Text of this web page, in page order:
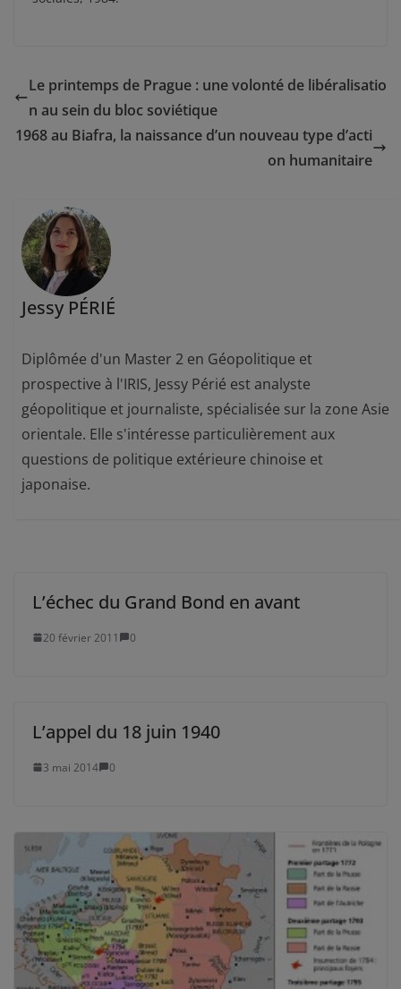
Le printemps de Prague : une volonté de libéralisatio
n au sein du bloc soviétique
1968 au Biafra, la naissance d’un nouveau type d’acti
on humanitaire
Jessy PÉRIÉ
Diplômée d'un Master 2 en Géopolitique et
prospective à l'IRIS, Jessy Périé est analyste
géopolitique et journaliste, spécialisée sur la zone Asie
orientale. Elle s'intéresse particulièrement aux
questions de politique extérieure chinoise et
japonaise.
L’échec du Grand Bond en avant
20 février 2011 0
L’appel du 18 juin 1940
3 mai 2014 0